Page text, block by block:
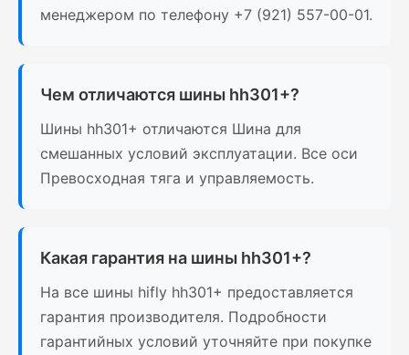
менеджером по телефону +7 (921) 557-00-01.
Чем отличаются шины hh301+?
Шины hh301+ отличаются Шина для
смешанных условий эксплуатации. Все оси
Превосходная тяга и управляемость.
Какая гарантия на шины hh301+?
На все шины hifly hh301+ предоставляется
гарантия производителя. Подробности
гарантийных условий уточняйте при покупке